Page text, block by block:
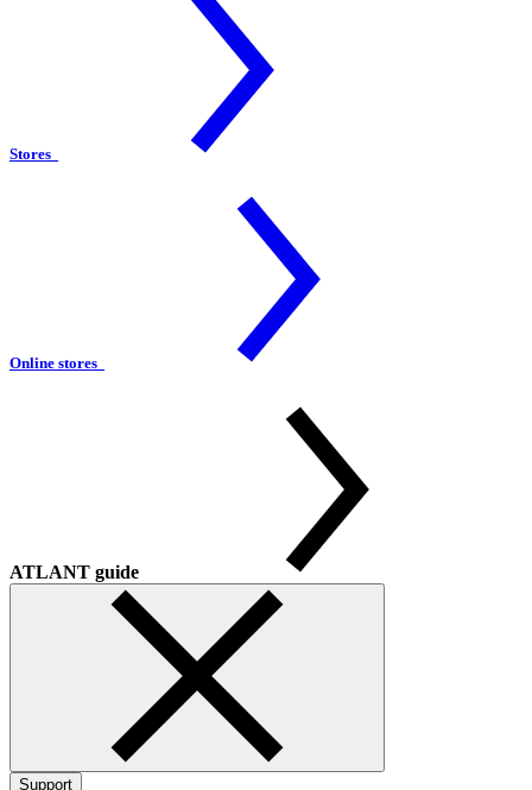
Stores
Online stores
ATLANT guide
Support